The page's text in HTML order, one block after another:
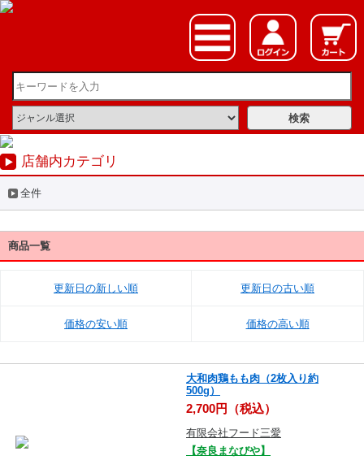
店舗内カテゴリ
全件
商品一覧
更新日の新しい順 更新日の古い順
価格の安い順 価格の高い順
大和肉鶏もも肉（2枚入り約
500g）
2,700円（税込）
有限会社フード三愛
【奈良まなびや】